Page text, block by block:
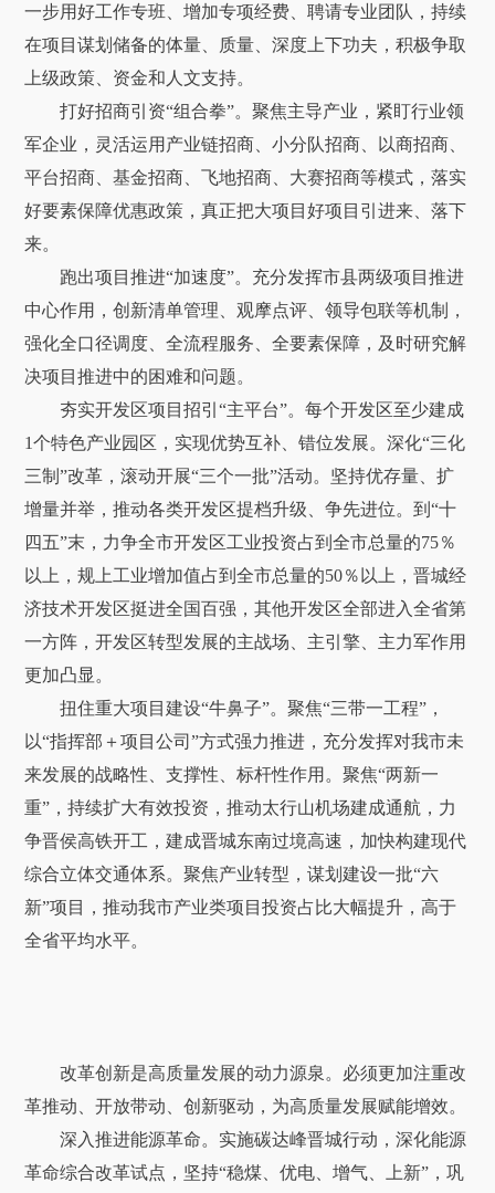
一步用好工作专班、增加专项经费、聘请专业团队，持续
在项目谋划储备的体量、质量、深度上下功夫，积极争取
上级政策、资金和人文支持。
打好招商引资“组合拳”。聚焦主导产业，紧盯行业领
军企业，灵活运用产业链招商、小分队招商、以商招商、
平台招商、基金招商、飞地招商、大赛招商等模式，落实
好要素保障优惠政策，真正把大项目好项目引进来、落下
来。
跑出项目推进“加速度”。充分发挥市县两级项目推进
中心作用，创新清单管理、观摩点评、领导包联等机制，
强化全口径调度、全流程服务、全要素保障，及时研究解
决项目推进中的困难和问题。
夯实开发区项目招引“主平台”。每个开发区至少建成
1个特色产业园区，实现优势互补、错位发展。深化“三化
三制”改革，滚动开展“三个一批”活动。坚持优存量、扩
增量并举，推动各类开发区提档升级、争先进位。到“十
四五”末，力争全市开发区工业投资占到全市总量的75％
以上，规上工业增加值占到全市总量的50％以上，晋城经
济技术开发区挺进全国百强，其他开发区全部进入全省第
一方阵，开发区转型发展的主战场、主引擎、主力军作用
更加凸显。
扭住重大项目建设“牛鼻子”。聚焦“三带一工程”，
以“指挥部＋项目公司”方式强力推进，充分发挥对我市未
来发展的战略性、支撑性、标杆性作用。聚焦“两新一
重”，持续扩大有效投资，推动太行山机场建成通航，力
争晋侯高铁开工，建成晋城东南过境高速，加快构建现代
综合立体交通体系。聚焦产业转型，谋划建设一批“六
新”项目，推动我市产业类项目投资占比大幅提升，高于
全省平均水平。
改革创新是高质量发展的动力源泉。必须更加注重改
革推动、开放带动、创新驱动，为高质量发展赋能增效。
深入推进能源革命。实施碳达峰晋城行动，深化能源
革命综合改革试点，坚持“稳煤、优电、增气、上新”，巩